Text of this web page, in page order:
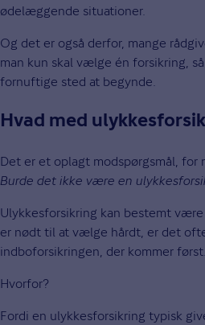
ødelæggende situationer.
Og det er også derfor, mange
man kun skal vælge én forsikring,
fornuftige sted at begynde.
Hvad med
Det er et oplagt modspørgsmål,
Burde det ikke være en
Ulykkesforsikring kan bestemt
er nødt til at vælge hårdt, er det
indboforsikringen, der kommer først.
Hvorfor?
Fordi en ulykkesforsikring typisk